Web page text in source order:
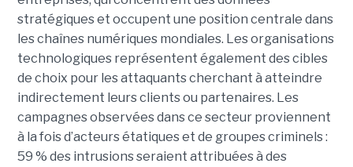
stratégiques et occupent une position centrale dans
les chaînes numériques mondiales. Les organisations
technologiques représentent également des cibles
de choix pour les attaquants cherchant à atteindre
indirectement leurs clients ou partenaires. Les
campagnes observées dans ce secteur proviennent
à la fois d’acteurs étatiques et de groupes criminels :
59 % des intrusions seraient attribuées à des